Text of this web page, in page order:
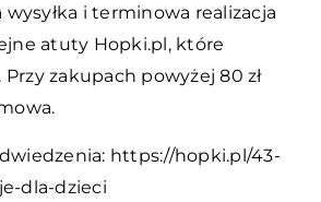
wysyłka i terminowa realizacja
atuty Hopki.pl, które
zakupach powyżej 80 zł
https://hopki.pl/43-
dla-dzieci